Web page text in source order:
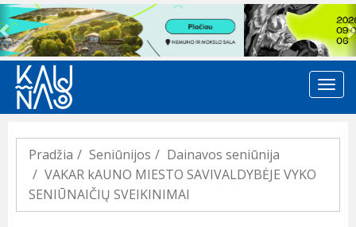
Previous
Pradžia Seniūnijos
Dainavos seniūnija
VAKAR kAUNO MIESTO SAVIVALDYBĖJE VYKO
SENIŪNAIČIŲ SVEIKINIMAI